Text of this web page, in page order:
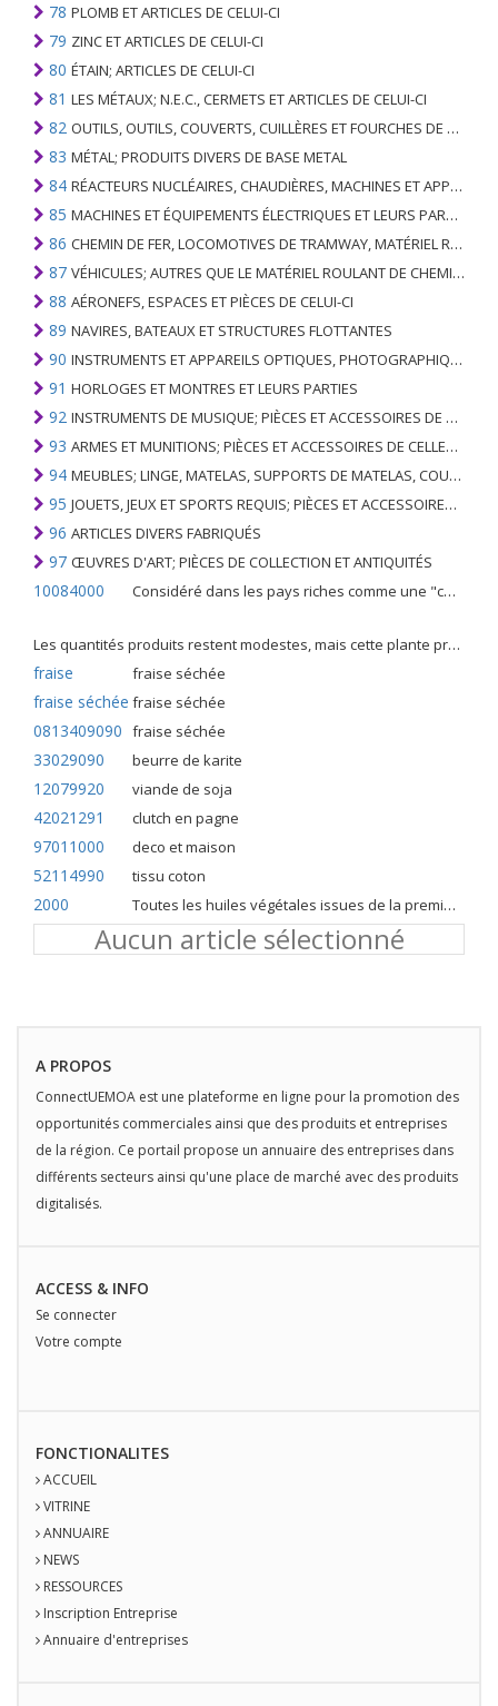
78 PLOMB ET ARTICLES DE CELUI-CI
79 ZINC ET ARTICLES DE CELUI-CI
80 ÉTAIN; ARTICLES DE CELUI-CI
81 LES MÉTAUX; N.E.C., CERMETS ET ARTICLES DE CELUI-CI
82 OUTILS, OUTILS, COUVERTS, CUILLÈRES ET FOURCHES DE MÉTAUX DE BASE; PARTIES DE CELLES-CI, EN METAL DE BASE
83 MÉTAL; PRODUITS DIVERS DE BASE METAL
84 RÉACTEURS NUCLÉAIRES, CHAUDIÈRES, MACHINES ET APPAREILS MÉCANIQUES; PARTIES DE CELLES-CI
85 MACHINES ET ÉQUIPEMENTS ÉLECTRIQUES ET LEURS PARTIES; ENREGISTREURS ET REPRODUCTEURS SONORES; APPAREILS D'ENREGISTREMENT OU DE REPRODUCTION DES IMAGES ET DU SON EN TÉLÉVISION, PIÈCES ET ACCESSOIRES DE TELS ARTICLES
86 CHEMIN DE FER, LOCOMOTIVES DE TRAMWAY, MATÉRIEL ROULANT ET LEURS PARTIES; RACCORDS DE CHEMIN DE FER OU DE TRAMWAY ET RACCORDS ET PIÈCES DE CELLES-CI; ÉQUIPEMENT DE SIGNALISATION DE TRAFIC MÉCANIQUE (Y COMPRIS ÉLECTRO-MÉCANIQUE) DE TOUS TYPES
87 VÉHICULES; AUTRES QUE LE MATÉRIEL ROULANT DE CHEMIN DE FER OU DE TRAMWAY, ET LEURS PIÈCES ET ACCESSOIRES
88 AÉRONEFS, ESPACES ET PIÈCES DE CELUI-CI
89 NAVIRES, BATEAUX ET STRUCTURES FLOTTANTES
90 INSTRUMENTS ET APPAREILS OPTIQUES, PHOTOGRAPHIQUES, CINÉMATOGRAPHIQUES, DE MESURE, DE CONTRÔLE, DE MÉDECINE OU DE CHIRURGIE; PIÈCES ET ACCESSOIRES
91 HORLOGES ET MONTRES ET LEURS PARTIES
92 INSTRUMENTS DE MUSIQUE; PIÈCES ET ACCESSOIRES DE TELS ARTICLES
93 ARMES ET MUNITIONS; PIÈCES ET ACCESSOIRES DE CELLES-CI
94 MEUBLES; LINGE, MATELAS, SUPPORTS DE MATELAS, COUSSINS ET AMEUBLEMENT SIMILAIRE FARCI; LAMPES ET RACCORDS D'ÉCLAIRAGE, N.E.C .; SIGNES LUMINEUSES, PLAQUES DE NOMS LUMINEUSES ET SIMILAIRES; BÂTIMENTS PRÉFABRIQUÉS
95 JOUETS, JEUX ET SPORTS REQUIS; PIÈCES ET ACCESSOIRES DE CELLES-CI
96 ARTICLES DIVERS FABRIQUÉS
97 ŒUVRES D'ART; PIÈCES DE COLLECTION ET ANTIQUITÉS
10084000 Considéré dans les pays riches comme une "céréale mineure", le fonio blanc est une graminée de la famille des poaceae cultivée pour ses graines dans certaines régions d'Afrique.
Les quantités produits restent modestes, mais cette plante présente malgré tout de nombreuses qualités. Elle est utilisé dans l'alimentation humaine et entre dans la préparation de nombreuses recettes traditionnelles africaines comme le couscous, la bouillie, les boulettes, les beignets et même le pain.
fraise fraise séchée
fraise séchée fraise séchée
0813409090 fraise séchée
33029090 beurre de karite
12079920 viande de soja
42021291 clutch en pagne
97011000 deco et maison
52114990 tissu coton
2000 Toutes les huiles végétales issues de la première pression à froid
Aucun article sélectionné
A PROPOS
ConnectUEMOA est une plateforme en ligne pour la promotion des
opportunités commerciales ainsi que des produits et entreprises
de la région. Ce portail propose un annuaire des entreprises dans
différents secteurs ainsi qu'une place de marché avec des produits
digitalisés.
ACCESS & INFO
Se connecter
Votre compte
FONCTIONALITES
ACCUEIL
VITRINE
ANNUAIRE
NEWS
RESSOURCES
Inscription Entreprise
Annuaire d'entreprises